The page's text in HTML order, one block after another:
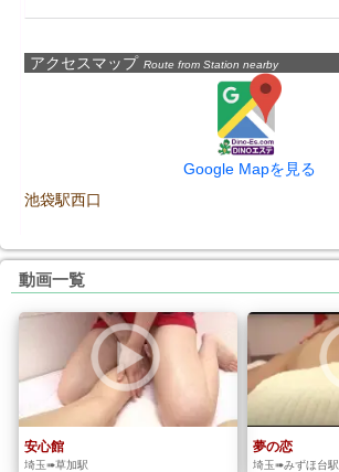
アクセスマップ Route from Station nearby
Google Mapを見る
池袋駅西口
動画一覧
安心館
埼玉➠草加駅
夢の恋
埼玉➠みずほ台駅